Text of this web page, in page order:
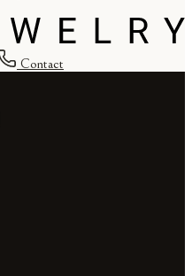
Contact